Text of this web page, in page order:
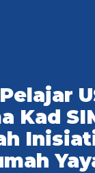
Kad